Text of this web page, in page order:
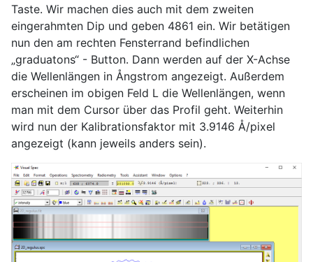
Taste. Wir machen dies auch mit dem zweiten
eingerahmten Dip und geben 4861 ein. Wir betätigen
nun den am rechten Fensterrand befindlichen
„graduatons“ - Button. Dann werden auf der X-Achse
die Wellenlängen in Ångstrom angezeigt. Außerdem
erscheinen im obigen Feld L die Wellenlängen, wenn
man mit dem Cursor über das Profil geht. Weiterhin
wird nun der Kalibrationsfaktor mit 3.9146 Å/pixel
angezeigt (kann jeweils anders sein).